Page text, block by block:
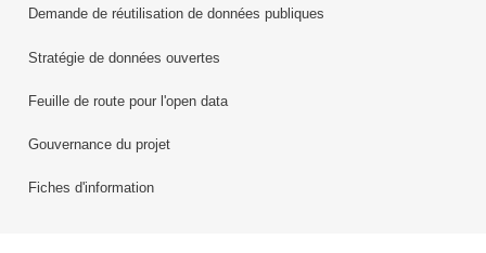
Demande de réutilisation de données publiques
Stratégie de données ouvertes
Feuille de route pour l'open data
Gouvernance du projet
Fiches d'information